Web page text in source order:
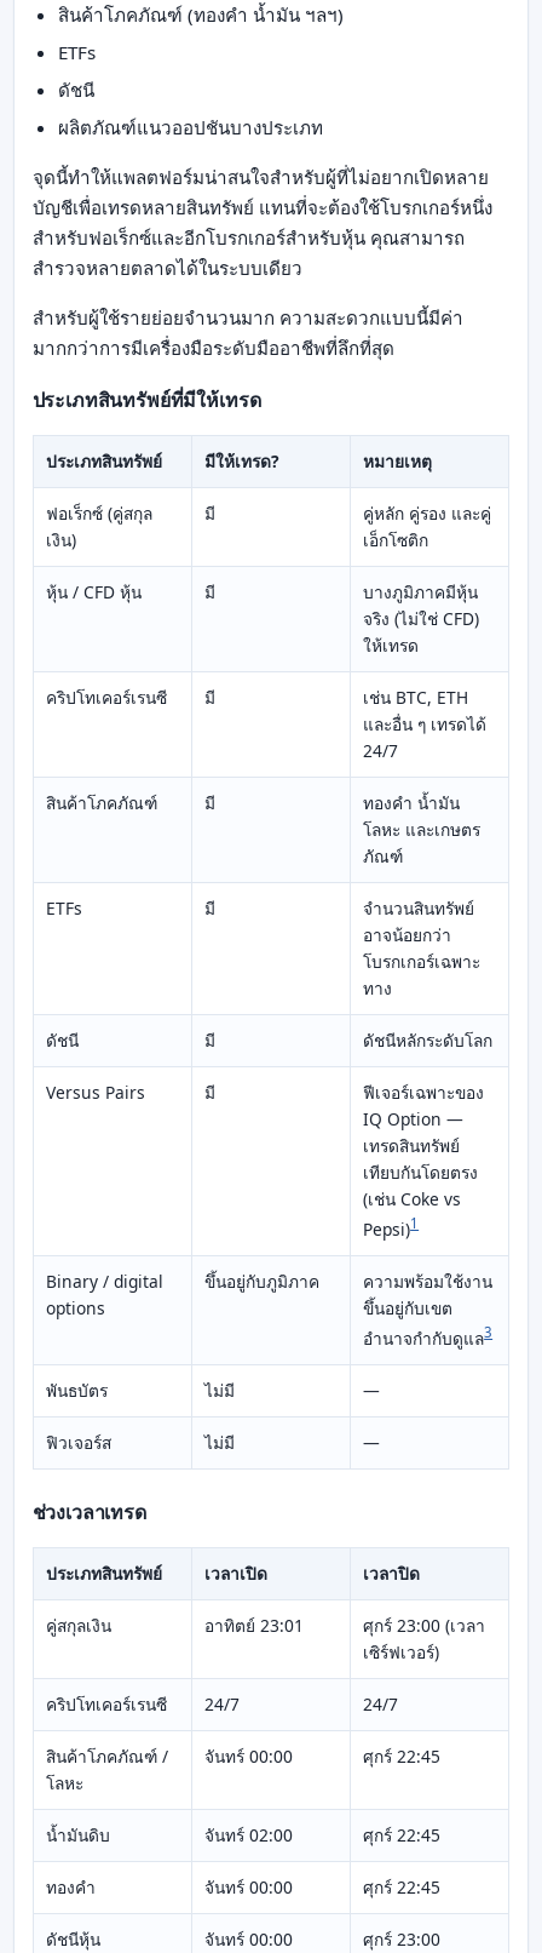
สินค้าโภคภัณฑ์ (ทองคำ น้ำมัน ฯลฯ)
ETFs
ดัชนี
ผลิตภัณฑ์แนวออปชันบางประเภท
จุดนี้ทำให้แพลตฟอร์มน่าสนใจสำหรับผู้ที่ไม่อยากเปิดหลาย
บัญชีเพื่อเทรดหลายสินทรัพย์ แทนที่จะต้องใช้โบรกเกอร์หนึ่ง
สำหรับฟอเร็กซ์และอีกโบรกเกอร์สำหรับหุ้น คุณสามารถ
สำรวจหลายตลาดได้ในระบบเดียว
สำหรับผู้ใช้รายย่อยจำนวนมาก ความสะดวกแบบนี้มีค่า
มากกว่าการมีเครื่องมือระดับมืออาชีพที่ลึกที่สุด
ประเภทสินทรัพย์ที่มีให้เทรด
ประเภทสินทรัพย์ มีให้เทรด? หมายเหตุ
ฟอเร็กซ์ (คู่สกุล
เงิน)
มี
คู่หลัก คู่รอง และคู่
เอ็กโซติก
หุ้น / CFD หุ้น มี
บางภูมิภาคมีหุ้น
จริง (ไม่ใช่ CFD)
ให้เทรด
คริปโทเคอร์เรนซี มี
เช่น BTC, ETH
และอื่น ๆ เทรดได้
24/7
สินค้าโภคภัณฑ์ มี
ทองคำ น้ำมัน
โลหะ และเกษตร
ภัณฑ์
ETFs มี
จำนวนสินทรัพย์
อาจน้อยกว่า
โบรกเกอร์เฉพาะ
ทาง
ดัชนี มี ดัชนีหลักระดับโลก
Versus Pairs มี
ฟีเจอร์เฉพาะของ
IQ Option —
เทรดสินทรัพย์
เทียบกันโดยตรง
(เช่น Coke vs
Pepsi)1
Binary / digital
options
ขึ้นอยู่กับภูมิภาค
ความพร้อมใช้งาน
ขึ้นอยู่กับเขต
อำนาจกำกับดูแล3
พันธบัตร ไม่มี —
ฟิวเจอร์ส ไม่มี —
ช่วงเวลาเทรด
ประเภทสินทรัพย์ เวลาเปิด เวลาปิด
คู่สกุลเงิน อาทิตย์ 23:01
ศุกร์ 23:00 (เวลา
เซิร์ฟเวอร์)
คริปโทเคอร์เรนซี 24/7 24/7
สินค้าโภคภัณฑ์ /
โลหะ
จันทร์ 00:00 ศุกร์ 22:45
น้ำมันดิบ จันทร์ 02:00 ศุกร์ 22:45
ทองคำ จันทร์ 00:00 ศุกร์ 22:45
ดัชนีหุ้น จันทร์ 00:00 ศุกร์ 23:00